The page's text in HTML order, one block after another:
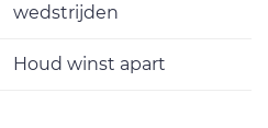
wedstrijden
Houd winst apart